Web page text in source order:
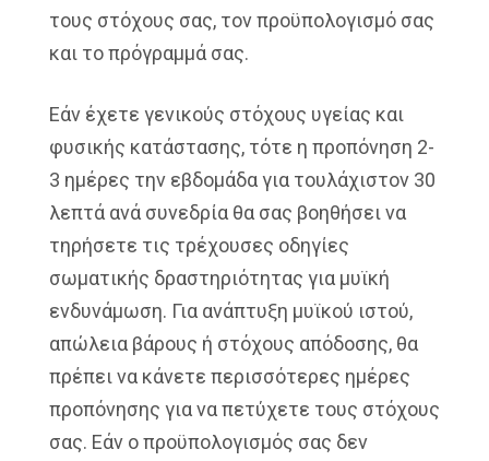
τους στόχους σας, τον προϋπολογισμό σας
και το πρόγραμμά σας.
Εάν έχετε γενικούς στόχους υγείας και
φυσικής κατάστασης, τότε η προπόνηση 2-
3 ημέρες την εβδομάδα για τουλάχιστον 30
λεπτά ανά συνεδρία θα σας βοηθήσει να
τηρήσετε τις τρέχουσες οδηγίες
σωματικής δραστηριότητας για μυϊκή
ενδυνάμωση. Για ανάπτυξη μυϊκού ιστού,
απώλεια βάρους ή στόχους απόδοσης, θα
πρέπει να κάνετε περισσότερες ημέρες
προπόνησης για να πετύχετε τους στόχους
σας. Εάν ο προϋπολογισμός σας δεν